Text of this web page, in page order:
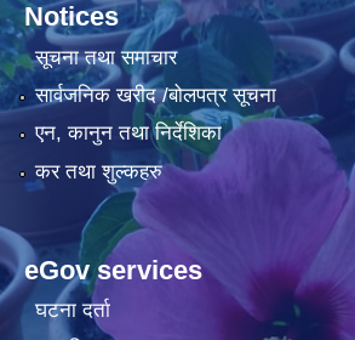
Notices
सूचना तथा समाचार
सार्वजनिक खरीद /बोलपत्र सूचना
एन, कानुन तथा निर्देशिका
कर तथा शुल्कहरु
eGov services
घटना दर्ता